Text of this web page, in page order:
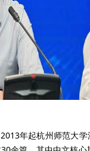
年起杭州师范大